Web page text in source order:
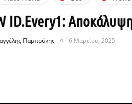
ID.Every1: Αποκάλυψη
Παμπούκης 6 Μαρτίου, 2025